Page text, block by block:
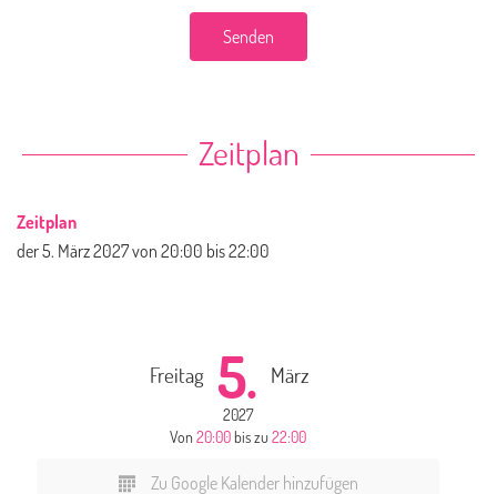
Senden
Zeitplan
Zeitplan
der5. März 2027von 20:00 bis 22:00
Freitag 5. März
2027
Von 20:00bis zu22:00
Zu Google Kalender hinzufügen